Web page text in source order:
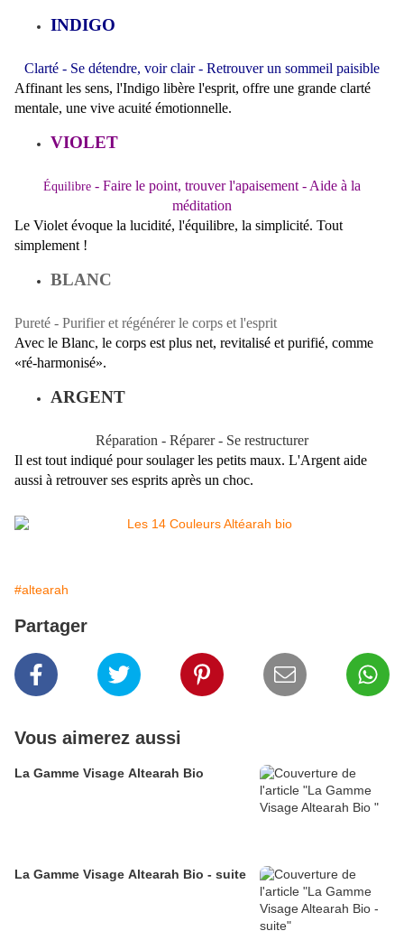
INDIGO
Clarté - Se détendre, voir clair - Retrouver un sommeil paisible
Affinant les sens, l'Indigo libère l'esprit, offre une grande clarté
mentale, une vive acuité émotionnelle.
VIOLET
Équilibre - Faire le point, trouver l'apaisement - Aide à la
méditation
Le Violet évoque la lucidité, l'équilibre, la simplicité. Tout
simplement !
BLANC
Pureté - Purifier et régénérer le corps et l'esprit
Avec le Blanc, le corps est plus net, revitalisé et purifié, comme
«ré-harmonisé».
ARGENT
Réparation - Réparer - Se restructurer
Il est tout indiqué pour soulager les petits maux. L'Argent aide
aussi à retrouver ses esprits après un choc.
#altearah
Partager
Vous aimerez aussi
La Gamme Visage Altearah Bio
La Gamme Visage Altearah Bio - suite